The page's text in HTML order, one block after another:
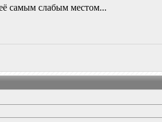
самым слабым местом...